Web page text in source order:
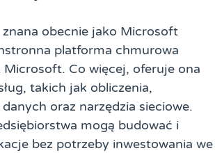
obecnie jako Microsoft
platforma chmurowa
Microsoft. Co więcej, oferuje ona
takich jak obliczenia,
oraz narzędzia sieciowe.
mogą budować i
bez potrzeby inwestowania we